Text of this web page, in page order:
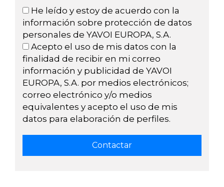
He leído y estoy de acuerdo con la
información sobre protección de datos
personales de YAVOI EUROPA, S.A.
Acepto el uso de mis datos con la
finalidad de recibir en mi correo
información y publicidad de YAVOI
EUROPA, S.A. por medios electrónicos;
correo electrónico y/o medios
equivalentes y acepto el uso de mis
datos para elaboración de perfiles.